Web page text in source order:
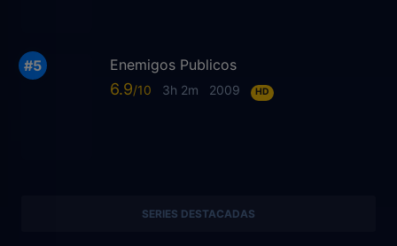
Enemigos Publicos
6.9 3h 2m 2009 HD
SERIES DESTACADAS